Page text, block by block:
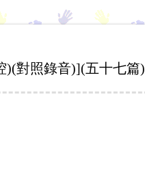
)(對照錄音)](五十七篇)